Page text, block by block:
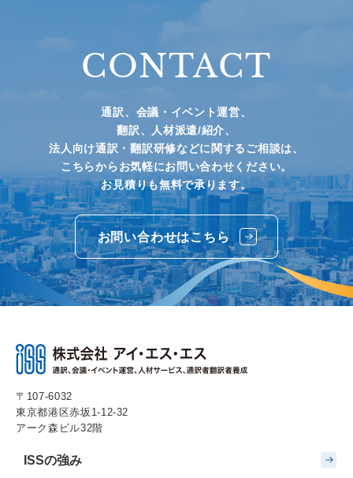
CONTACT
通訳、会議・イベント運営、
翻訳、人材派遣/紹介、
法人向け通訳・翻訳研修などに関するご相談は、
こちらからお気軽にお問い合わせください。
お見積りも無料で承ります。
お問い合わせはこちら
〒107-6032
東京都港区赤坂1-12-32
アーク森ビル32階
ISSの強み